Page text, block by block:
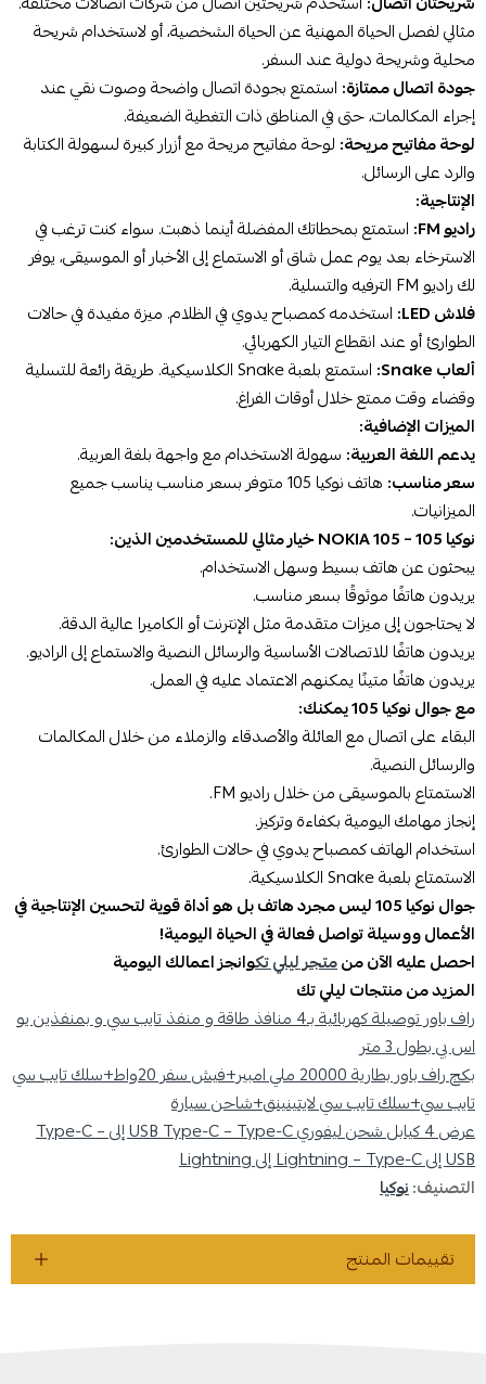
مثالي لفصل الحياة المهنية عن الحياة الشخصية، أو لاستخدام شريحة
محلية وشريحة دولية عند السفر.
جودة اتصال ممتازة: استمتع بجودة اتصال واضحة وصوت نقي عند
إجراء المكالمات، حتى في المناطق ذات التغطية الضعيفة.
لوحة مفاتيح مريحة: لوحة مفاتيح مريحة مع أزرار كبيرة لسهولة الكتابة
والرد على الرسائل.
الإنتاجية:
راديو FM:
استمتع بمحطاتك المفضلة أينما ذهبت. سواء كنت ترغب في
الاسترخاء بعد يوم عمل شاق أو الاستماع إلى الأخبار أو الموسيقى، يوفر
لك راديو FM الترفيه والتسلية.
فلاش LED:
استخدمه كمصباح يدوي في الظلام. ميزة مفيدة في حالات
الطوارئ أو عند انقطاع التيار الكهربائي.
ألعاب Snake:
استمتع بلعبة Snake الكلاسيكية. طريقة رائعة للتسلية
وقضاء وقت ممتع خلال أوقات الفراغ.
الميزات الإضافية:
يدعم اللغة العربية: سهولة الاستخدام مع واجهة بلغة العربية.
سعر مناسب:
هاتف نوكيا 105 متوفر بسعر مناسب يناسب جميع
الميزانيات.
نوكيا 105 – NOKIA 105 خيار مثالي للمستخدمين الذين:
يبحثون عن هاتف بسيط وسهل الاستخدام.
يريدون هاتفًا موثوقًا بسعر مناسب.
لا يحتاجون إلى ميزات متقدمة مثل الإنترنت أو الكاميرا عالية الدقة.
يريدون هاتفًا للاتصالات الأساسية والرسائل النصية والاستماع إلى الراديو.
يريدون هاتفًا متينًا يمكنهم الاعتماد عليه في العمل.
مع جوال نوكيا 105 يمكنك:
البقاء على اتصال مع العائلة والأصدقاء والزملاء من خلال المكالمات
والرسائل النصية.
الاستمتاع بالموسيقى من خلال راديو FM.
إنجاز مهامك اليومية بكفاءة وتركيز.
استخدام الهاتف كمصباح يدوي في حالات الطوارئ.
الاستمتاع بلعبة Snake الكلاسيكية.
جوال نوكيا 105 ليس مجرد هاتف بل هو أداة قوية لتحسين الإنتاجية في
الأعمال ووسيلة تواصل فعالة في الحياة اليومية!
احصل عليه الآن منمتجر ليلي تكوانجز اعمالك اليومية
المزيد من منتجات ليلي تك
راف باور توصيلة كهربائية بـ4 منافذ طاقة و منفذ تايب سي و بمنفذين يو
اس بي بطول 3 متر
بكج راف باور بطارية 20000 ملي امبير+فيش سفر 20واط+سلك تايب سي
تايب سي+سلك تايب سي لايتينينق+شاحن سيارة
عرض 4 كيابل شحن ليفوري USB Type-C – Type-C إلى Type-C –
USB إلى Lightning – Type-C إلى Lightning
التصنيف:نوكيا
تقييمات المنتج